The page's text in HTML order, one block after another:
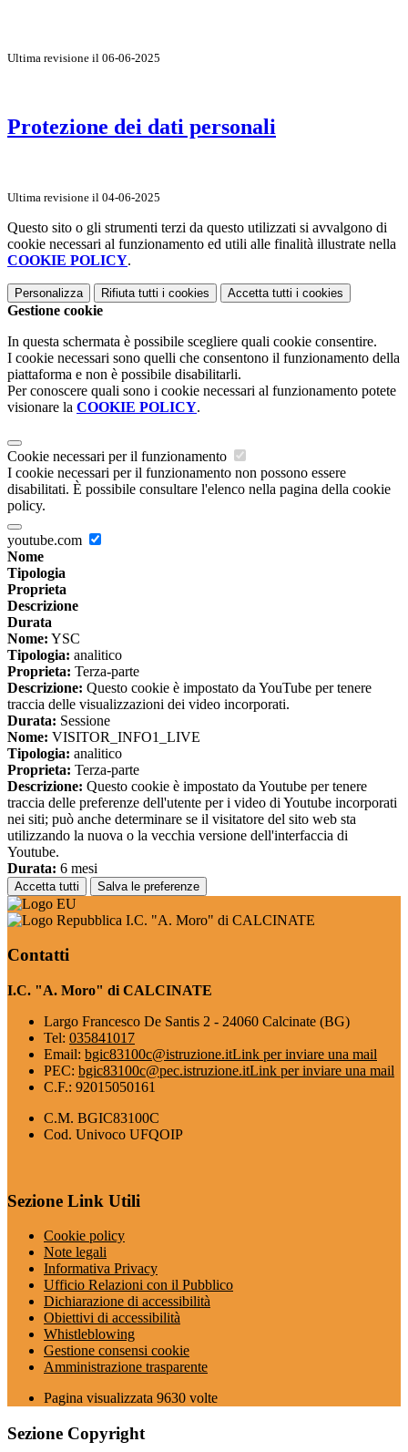
Ultima revisione il 06-06-2025
Protezione dei dati personali
Ultima revisione il 04-06-2025
Questo sito o gli strumenti terzi da questo utilizzati si avvalgono di
cookie necessari al funzionamento ed utili alle finalità illustrate nella
COOKIE POLICY.
Personalizza Rifiuta tutti i cookies Accetta tutti i cookies
Gestione cookie
In questa schermata è possibile scegliere quali cookie consentire.
I cookie necessari sono quelli che consentono il funzionamento della
piattaforma e non è possibile disabilitarli.
Per conoscere quali sono i cookie necessari al funzionamento potete
visionare la COOKIE POLICY.
Cookie necessari per il funzionamento
I cookie necessari per il funzionamento non possono essere
disabilitati. È possibile consultare l'elenco nella pagina della cookie
policy.
youtube.com
Nome
Tipologia
Proprieta
Descrizione
Durata
Nome: YSC
Tipologia: analitico
Proprieta: Terza-parte
Descrizione: Questo cookie è impostato da YouTube per tenere
traccia delle visualizzazioni dei video incorporati.
Durata: Sessione
Nome: VISITOR_INFO1_LIVE
Tipologia: analitico
Proprieta: Terza-parte
Descrizione: Questo cookie è impostato da Youtube per tenere
traccia delle preferenze dell'utente per i video di Youtube incorporati
nei siti; può anche determinare se il visitatore del sito web sta
utilizzando la nuova o la vecchia versione dell'interfaccia di
Youtube.
Durata: 6 mesi
Accetta tutti Salva le preferenze
I.C. "A. Moro" di CALCINATE
Contatti
I.C. "A. Moro" di CALCINATE
Largo Francesco De Santis 2 - 24060 Calcinate (BG)
Tel: 035841017
Email: bgic83100c@istruzione.itLink per inviare una mail
PEC: bgic83100c@pec.istruzione.itLink per inviare una mail
C.F.: 92015050161
C.M. BGIC83100C
Cod. Univoco UFQOIP
Sezione Link Utili
Cookie policy
Note legali
Informativa Privacy
Ufficio Relazioni con il Pubblico
Dichiarazione di accessibilità
Obiettivi di accessibilità
Whistleblowing
Gestione consensi cookie
Amministrazione trasparente
Pagina visualizzata 9630 volte
Sezione Copyright